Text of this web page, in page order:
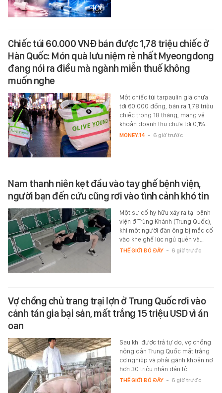
Chiếc túi 60.000 VNĐ bán được 1,78 triệu chiếc ở
Hàn Quốc: Món quà lưu niệm rẻ nhất Myeongdong
đang nói ra điều mà ngành miễn thuế không
muốn nghe
Một chiếc túi tarpaulin giá chưa
tới 60.000 đồng, bán ra 1,78 triệu
chiếc trong 18 tháng, mang về
khoản doanh thu chưa tới 0,1%…
MONEY.14 - 6 giờ trước
Nam thanh niên kẹt đầu vào tay ghế bệnh viện,
người bạn đến cứu cũng rơi vào tình cảnh khó tin
Một sự cố hy hữu xảy ra tại bệnh
viện ở Trùng Khánh (Trung Quốc),
khi một người đàn ông bị mắc cổ
vào khe ghế lúc ngủ quên và…
THẾ GIỚI ĐÓ ĐÂY - 6 giờ trước
Vợ chồng chủ trang trại lợn ở Trung Quốc rơi vào
cảnh tán gia bại sản, mất trắng 15 triệu USD vì án
oan
Sau khi được trả tự do, vợ chồng
nông dân Trung Quốc mất trắng
cơ nghiệp và phải gánh khoản nợ
hơn 30 triệu nhân dân tệ.
THẾ GIỚI ĐÓ ĐÂY - 6 giờ trước